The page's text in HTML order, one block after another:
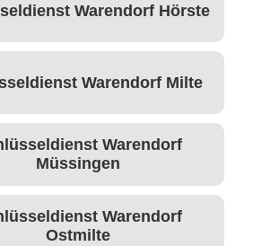
Warendorf Hörste
Warendorf Milte
Warendorf
Müssingen
Warendorf
Ostmilte